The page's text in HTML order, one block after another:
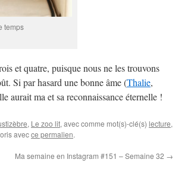
temps
et quatre, puisque nous ne les trouvons
Si par hasard une bonne âme (Thalie,
aurait ma et sa reconnaissance éternelle !
, Le zoo lit, avec comme mot(s)-clé(s) lecture,
avecce permalien.
Ma semaine en Instagram #151 – Semaine 32 →